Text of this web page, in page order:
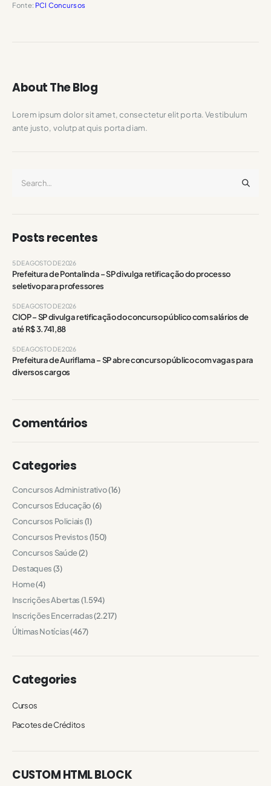
Fonte: PCI Concursos
About The Blog
Lorem ipsum dolor sit amet, consectetur elit porta. Vestibulum
ante justo, volutpat quis porta diam.
Posts recentes
Prefeitura de Pontalinda – SP divulga retificação do processo
seletivo para professores
5 DE AGOSTO DE 2026
CIOP – SP divulga retificação do concurso público com salários de
até R$ 3.741,88
5 DE AGOSTO DE 2026
Prefeitura de Auriflama – SP abre concurso público com vagas para
diversos cargos
5 DE AGOSTO DE 2026
Comentários
Categories
Concursos Administrativo(16)
Concursos Educação(6)
Concursos Policiais(1)
Concursos Previstos(150)
Concursos Saúde(2)
Destaques(3)
Home(4)
Inscrições Abertas(1.594)
Inscrições Encerradas(2.217)
Últimas Notícias(467)
Categories
Cursos
Pacotes de Créditos
CUSTOM HTML BLOCK